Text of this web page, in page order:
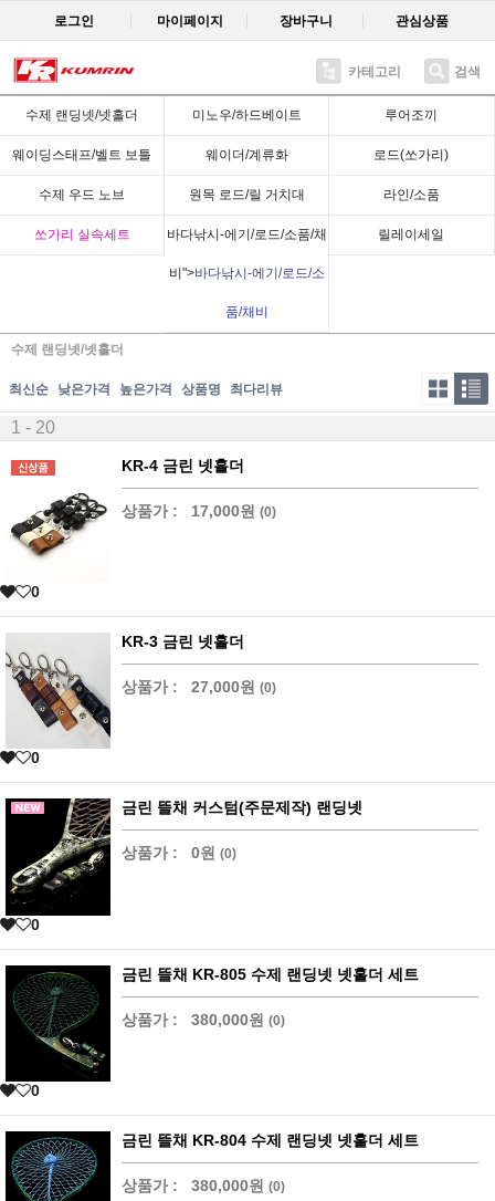
로그인 마이페이지 장바구니 관심상품
카테고리 검색
수제 랜딩넷/넷홀더 미노우/하드베이트 루어조끼
웨이딩스태프/벨트 보틀 웨이더/계류화 로드(쏘가리)
수제 우드 노브 원목 로드/릴 거치대 라인/소품
쏘가리 실속세트 바다낚시-에기/로드/소품/채
비">바다낚시-에기/로드/소
품/채비
릴레이세일
수제 랜딩넷/넷홀더
최신순 낮은가격 높은가격 상품명 최다리뷰
1 - 20
KR-4 금린 넷홀더
상품가 : 17,000원 (0)
0
KR-3 금린 넷홀더
상품가 : 27,000원 (0)
0
금린 뜰채 커스텀(주문제작) 랜딩넷
상품가 : 0원 (0)
0
금린 뜰채 KR-805 수제 랜딩넷 넷홀더 세트
상품가 : 380,000원 (0)
0
금린 뜰채 KR-804 수제 랜딩넷 넷홀더 세트
상품가 : 380,000원 (0)